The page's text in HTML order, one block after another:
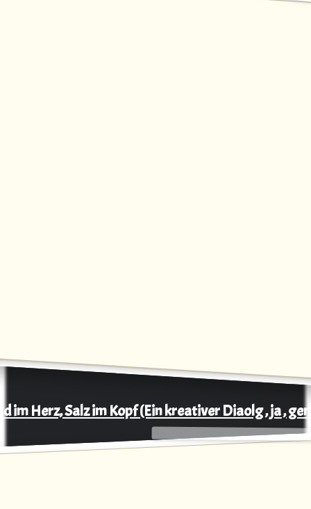
im Herz, Salz im Kopf (Ein kreativer Diaolg , ja ,